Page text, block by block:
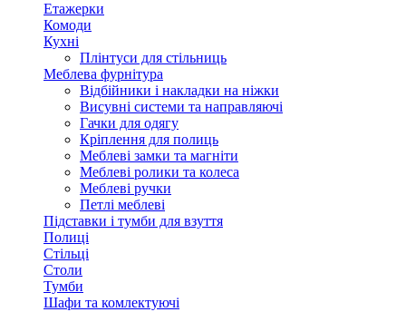
Етажерки
Комоди
Кухні
Плінтуси для стільниць
Меблева фурнітура
Відбійники і накладки на ніжки
Висувні системи та направляючі
Гачки для одягу
Кріплення для полиць
Меблеві замки та магніти
Меблеві ролики та колеса
Меблеві ручки
Петлі меблеві
Підставки і тумби для взуття
Полиці
Стільці
Столи
Тумби
Шафи та комлектуючі